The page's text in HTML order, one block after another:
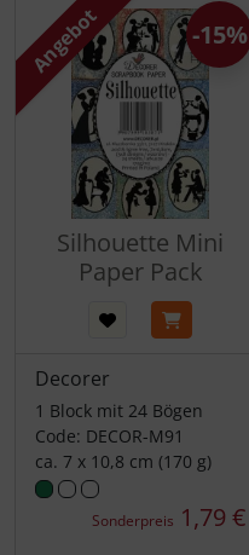
Angebot
Silhouette Mini
Paper Pack
Decorer
1 Block mit 24 Bögen
Code: DECOR-M91
ca. 7 x 10,8 cm (170 g)
Sonderpreis 1,79 €
-15%